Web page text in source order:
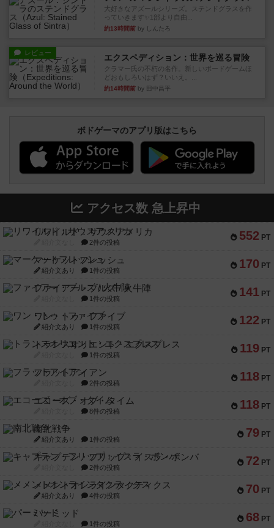
大好きなアズールシリーズ。ステンドグラスを作
っていきます✨1部より自由...
約13時間前 by しんたろ
レビュー エクスペディション：世界を巡る冒険
クラマー氏の不朽の名作。新しいボードゲームほ
どおもしろいはず？いいえ。...
約14時間前 by 田中昌平
ボドゲーマのアプリ版はこちら
アクセス数 急上昇中
552 PT
リワイルド：サウスアメリカ
2件の投稿
170 PT
マーケットフレッシュ
紹介文あり 1件の投稿
141 PT
ファイアー・ブルズ / 火牛陣
1件の投稿
122 PT
ワン・トゥ・ファイブ
紹介文あり 1件の投稿
119 PT
トランスオリエント・エクスプレス
1件の投稿
118 PT
フラットアイアン
2件の投稿
118 PT
エコーズ・オブ・タイム
8件の投稿
79 PT
南北戦争
紹介文あり 1件の投稿
72 PT
キャプテン・フリップ：イスラ・ボンバ
2件の投稿
70 PT
メメントオンラインタクティクス
紹介文あり 4件の投稿
68 PT
パーミッド
1件の投稿